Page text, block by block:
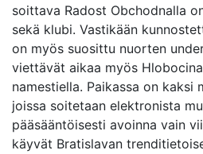
soittava Radost Obchodnalla
sekä klubi. Vastikään
on myös suosittu nuorten
viettävät aikaa myös
namestiella. Paikassa on kaksi
joissa soitetaan elektronista
pääsääntöisesti avoinna vain
käyvät Bratislavan